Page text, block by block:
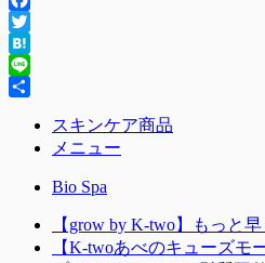
Facebook
Twitter
Hatena
Line
スキンケア商品
メニュー
Bio Spa
【grow by K-two】もっと
【K-twoあべのキューズモ